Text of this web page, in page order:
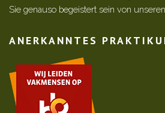
Sie genauso begeistert sein von
ANERKANNTES